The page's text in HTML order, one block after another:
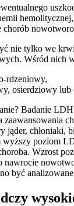
hemolitycznej,
chorób
nie tylko we
Wśród nich
rdzeniowy,
osierdziowy
Badanie
zaawansowania
jąder, chłoniaki,
wyższy poziom
Wzrost
nawrocie
być